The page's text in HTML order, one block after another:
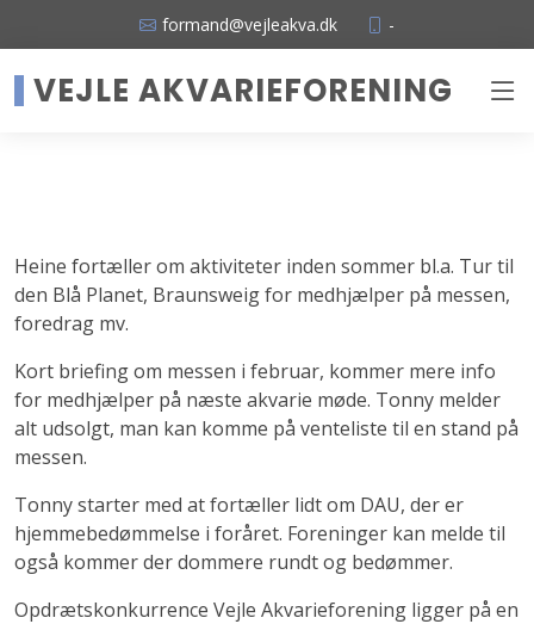
formand@vejleakva.dk -
VEJLE AKVARIEFORENING
Heine fortæller om aktiviteter inden sommer bl.a. Tur til
den Blå Planet, Braunsweig for medhjælper på messen,
foredrag mv.
Kort briefing om messen i februar, kommer mere info
for medhjælper på næste akvarie møde. Tonny melder
alt udsolgt, man kan komme på venteliste til en stand på
messen.
Tonny starter med at fortæller lidt om DAU, der er
hjemmebedømmelse i foråret. Foreninger kan melde til
også kommer der dommere rundt og bedømmer.
Opdrætskonkurrence Vejle Akvarieforening ligger på en